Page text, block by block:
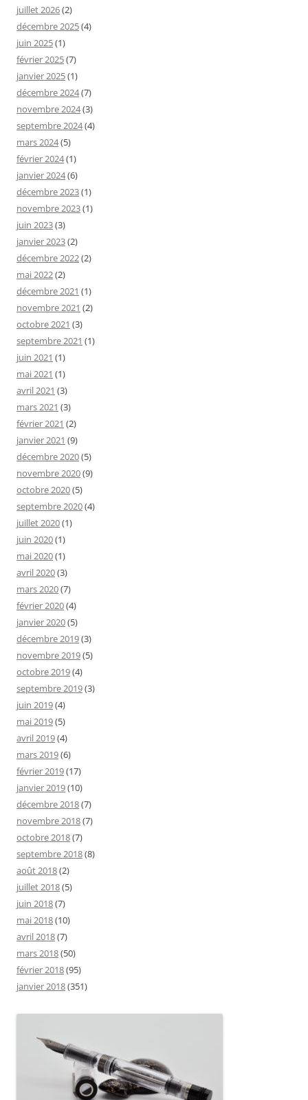
juillet 2026(2)
décembre 2025(4)
juin 2025(1)
février 2025(7)
janvier 2025(1)
décembre 2024(7)
novembre 2024(3)
septembre 2024(4)
mars 2024(5)
février 2024(1)
janvier 2024(6)
décembre 2023(1)
novembre 2023(1)
juin 2023(3)
janvier 2023(2)
décembre 2022(2)
mai 2022(2)
décembre 2021 (1)
novembre 2021 (2)
octobre 2021 (3)
septembre 2021 (1)
juin 2021 (1)
mai 2021 (1)
avril 2021 (3)
mars 2021 (3)
février 2021 (2)
janvier 2021 (9)
décembre 2020(5)
novembre 2020(9)
octobre 2020(5)
septembre 2020(4)
juillet 2020(1)
juin 2020(1)
mai 2020(1)
avril 2020(3)
mars 2020(7)
février 2020(4)
janvier 2020(5)
décembre 2019(3)
novembre 2019(5)
octobre 2019(4)
septembre 2019(3)
juin 2019(4)
mai 2019(5)
avril 2019(4)
mars 2019(6)
février 2019(17)
janvier 2019(10)
décembre 2018(7)
novembre 2018(7)
octobre 2018(7)
septembre 2018(8)
août 2018(2)
juillet 2018(5)
juin 2018(7)
mai 2018(10)
avril 2018(7)
mars 2018(50)
février 2018(95)
janvier 2018(351)